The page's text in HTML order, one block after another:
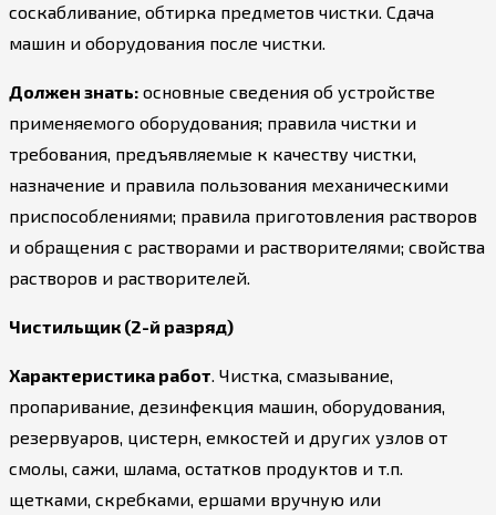
соскабливание, обтирка предметов чистки. Сдача
машин и оборудования после чистки.
Должен знать: основные сведения об устройстве
применяемого оборудования; правила чистки и
требования, предъявляемые к качеству чистки,
назначение и правила пользования механическими
приспособлениями; правила приготовления растворов
и обращения с растворами и растворителями; свойства
растворов и растворителей.
Чистильщик (2-й разряд)
Характеристика работ. Чистка, смазывание,
пропаривание, дезинфекция машин, оборудования,
резервуаров, цистерн, емкостей и других узлов от
смолы, сажи, шлама, остатков продуктов и т.п.
щетками, скребками, ершами вручную или